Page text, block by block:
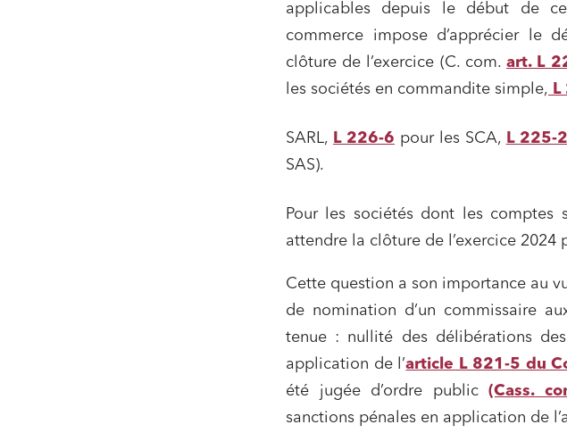
applicables depuis le début de
commerce impose d’apprécier le
clôture de l’exercice (C. com.art. L
les sociétés en commandite simple,
SARL, L 226-6 pour les SCA, L 225-
SAS).
Pour les sociétés dont les comptes
attendre la clôture de l’exercice
Cette question a son importance au
de nomination d’un commissaire
tenue : nullité des délibérations
application de l’article L 821-5 du
été jugée d’ordre public(Cass.
sanctions pénales en application de
Media et édition
Services publics et collectivités
Urbanisme et aménagement
Droit des sociétés et Fusions-
Acquisitions
J'ai lu et j'accepte la politique de